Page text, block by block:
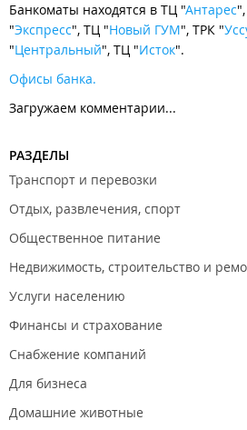
Банкоматы находятся в ТЦ "Антарес
"Экспресс", ТЦ "Новый ГУМ", ТРК "
"Центральный", ТЦ "Исток".
Офисы банка.
Загружаем комментарии...
РАЗДЕЛЫ
Транспорт и перевозки
Отдых, развлечения, спорт
Общественное питание
Недвижимость, строительство и
Услуги населению
Финансы и страхование
Снабжение компаний
Для бизнеса
Домашние животные